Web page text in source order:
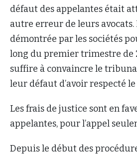
défaut des appelantes était
autre erreur de leurs avocats.
démontrée par les sociétés
long du premier trimestre de
suffire à convaincre le
leur défaut d’avoir respecté
Les frais de justice sont en
appelantes, pour l’appel
Depuis le début des